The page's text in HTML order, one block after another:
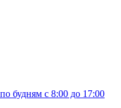
будням с 8:00 до 17:00